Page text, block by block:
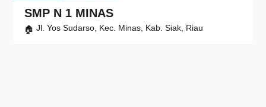
SMP N 1 MINAS
Jl. Yos Sudarso, Kec. Minas, Kab. Siak, Riau